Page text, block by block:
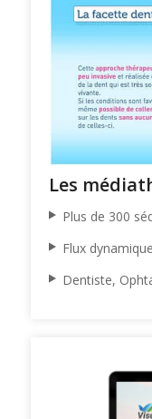
Les
Plus de 300
Flux
Dentiste,